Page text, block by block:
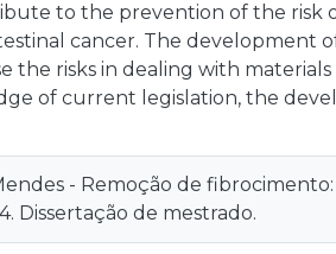
to the prevention of the risk
cancer. The development
the risks in dealing with
of current legislation, the
- Remoção de
Dissertação de mestrado.